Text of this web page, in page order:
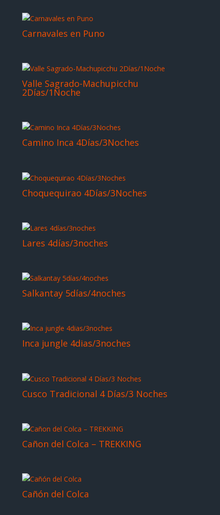
Carnavales en Puno
Valle Sagrado-Machupicchu
2Días/1Noche
Camino Inca 4Días/3Noches
Choquequirao 4Días/3Noches
Lares 4días/3noches
Salkantay 5días/4noches
Inca jungle 4dias/3noches
Cusco Tradicional 4 Días/3 Noches
Cañon del Colca – TREKKING
Cañón del Colca